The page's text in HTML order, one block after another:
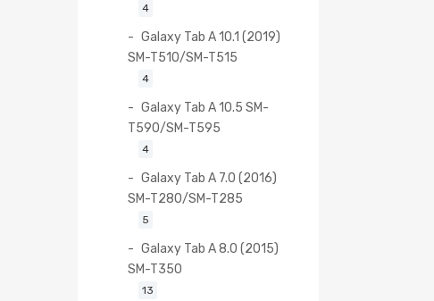
4
Galaxy Tab A 10.1 (2019)
SM-T510/SM-T515
4
Galaxy Tab A 10.5 SM-
T590/SM-T595
4
Galaxy Tab A 7.0 (2016)
SM-T280/SM-T285
5
Galaxy Tab A 8.0 (2015)
SM-T350
13